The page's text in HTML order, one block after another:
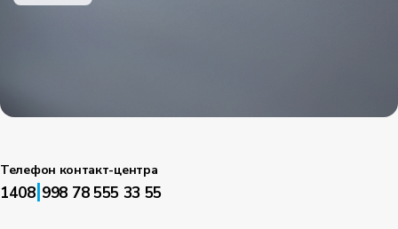
Телефон контакт-центра
1408|998 78 555 33 55